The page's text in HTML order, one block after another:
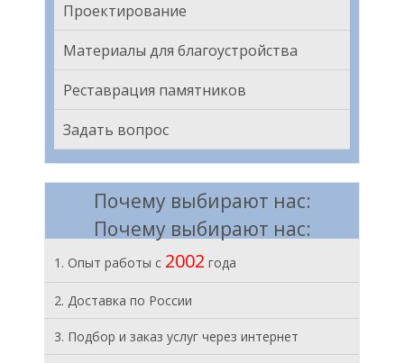
Проектирование
Материалы для благоустройства
Реставрация памятников
Задать вопрос
Почему выбирают нас:
Почему выбирают нас:
1. Опыт работы с 2002 года
2. Доставка по России
3. Подбор и заказ услуг через интернет